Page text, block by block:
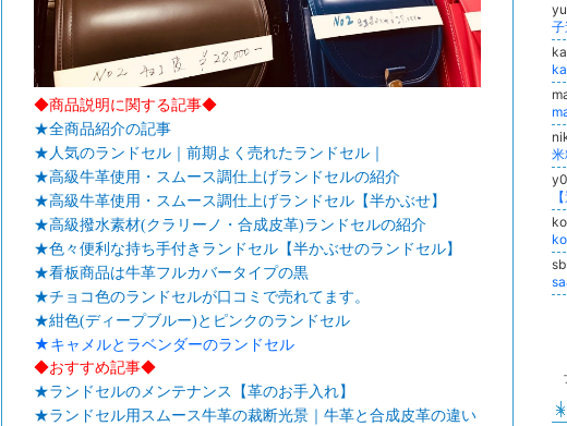
◆商品説明に関する記事◆
★全商品紹介の記事
★人気のランドセル｜前期よく売れたランドセル｜
★高級牛革使用・スムース調仕上げランドセルの紹介
★高級牛革使用・スムース調仕上げランドセル【半かぶせ】
★高級撥水素材(クラリーノ・合成皮革)ランドセルの紹介
★色々便利な持ち手付きランドセル【半かぶせのランドセル】
★看板商品は牛革フルカバータイプの黒
★チョコ色のランドセルが口コミで売れてます。
★紺色(ディープブルー)とピンクのランドセル
★キャメルとラベンダーのランドセル
◆おすすめ記事◆
★ランドセルのメンテナンス【革のお手入れ】
★ランドセル用スムース牛革の裁断光景｜牛革と合成皮革の違い